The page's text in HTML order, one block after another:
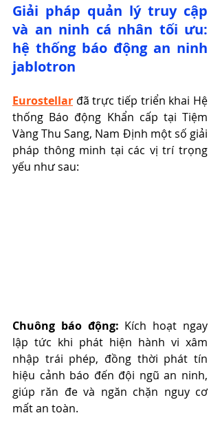
Giải pháp quản lý truy cập
và an ninh cá nhân tối ưu:
hệ thống báo động an ninh
jablotron
Eurostellar đã trực tiếp triển khai Hệ
thống Báo động Khẩn cấp tại Tiệm
Vàng Thu Sang, Nam Định một số giải
pháp thông minh tại các vị trí trọng
yếu như sau:
Chuông báo động: Kích hoạt ngay
lập tức khi phát hiện hành vi xâm
nhập trái phép, đồng thời phát tín
hiệu cảnh báo đến đội ngũ an ninh,
giúp răn đe và ngăn chặn nguy cơ
mất an toàn.